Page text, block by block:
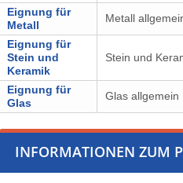
Eignung für
Metall
Metall
Eignung für
Stein und
Keramik
Stein und
Eignung für
Glas
Glas allgemein
INFORMATIONEN ZUM